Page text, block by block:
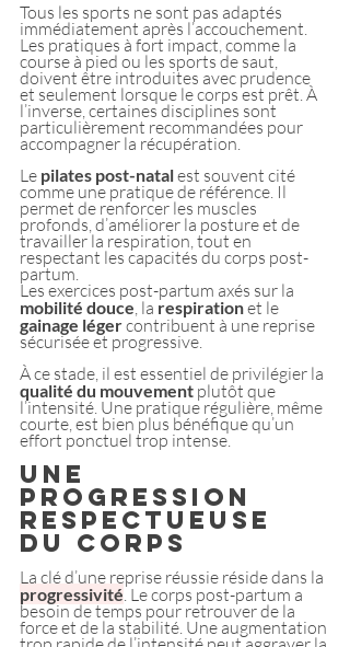
Tous les sports ne sont pas adaptés
immédiatement après l’accouchement.
Les pratiques à fort impact, comme la
course à pied ou les sports de saut,
doivent être introduites avec prudence
et seulement lorsque le corps est prêt. À
l’inverse, certaines disciplines sont
particulièrement recommandées pour
accompagner la récupération.
Le pilates post-natal est souvent cité
comme une pratique de référence. Il
permet de renforcer les muscles
profonds, d’améliorer la posture et de
travailler la respiration, tout en
respectant les capacités du corps post-
partum.
Les exercices post-partum axés sur la
mobilité douce, la respiration et le
gainage léger contribuent à une reprise
sécurisée et progressive.
À ce stade, il est essentiel de privilégier la
qualité du mouvement plutôt que
l’intensité. Une pratique régulière, même
courte, est bien plus bénéfique qu’un
effort ponctuel trop intense.
Une
progression
respectueuse
du corps
La clé d’une reprise réussie réside dans la
progressivité. Le corps post-partum a
besoin de temps pour retrouver de la
force et de la stabilité. Une augmentation